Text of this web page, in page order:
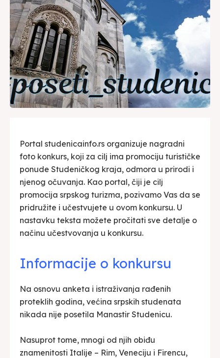
Portal studenicainfo.rs organizuje nagradni
foto konkurs, koji za cilj ima promociju turističke
ponude Studeničkog kraja, odmora u prirodi i
njenog očuvanja. Kao portal, čiji je cilj
promocija srpskog turizma, pozivamo Vas da se
pridružite i učestvujete u ovom konkursu. U
nastavku teksta možete pročitati sve detalje o
načinu učestvovanja u konkursu.
Informacije o konkursu
Na osnovu anketa i istraživanja rađenih
proteklih godina, većina srpskih studenata
nikada nije posetila Manastir Studenicu.
Nasuprot tome, mnogi od njih obiđu
znamenitosti Italije – Rim, Veneciju i Firencu,